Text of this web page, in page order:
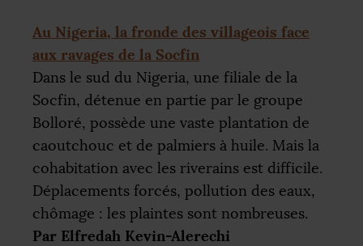
Au Nigeria, la fronde des villageois face
aux ravages de la Socfin
Dans le sud du Nigeria, une filiale de la
Socfin, détenue en partie par le groupe
Bolloré, possède une vaste plantation de
caoutchouc et de palmiers à huile. Mais la
cohabitation avec les riverains est difficile.
Déplacements forcés, pollution des eaux,
chômage : les plaintes sont nombreuses.
Par Elfredah Kevin-Alerechi